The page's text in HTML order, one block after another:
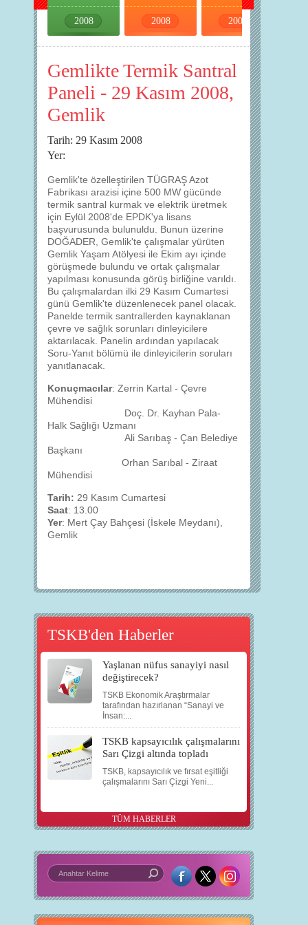
2008 2008 2009
Gemlikte Termik Santral
Paneli - 29 Kasım 2008,
Gemlik
Tarih: 29 Kasım 2008
Yer:
Gemlik'te özelleştirilen TÜGRAŞ Azot
Fabrikası arazisi içine 500 MW gücünde
termik santral kurmak ve elektrik üretmek
için Eylül 2008'de EPDK'ya lisans
başvurusunda bulunuldu. Bunun üzerine
DOĞADER, Gemlik'te çalışmalar yürüten
Gemlik Yaşam Atölyesi ile Ekim ayı içinde
görüşmede bulundu ve ortak çalışmalar
yapılması konusunda görüş birliğine varıldı.
Bu çalışmalardan ilki 29 Kasım Cumartesi
günü Gemlik'te düzenlenecek panel olacak.
Panelde termik santrallerden kaynaklanan
çevre ve sağlık sorunları dinleyicilere
aktarılacak. Panelin ardından yapılacak
Soru-Yanıt bölümü ile dinleyicilerin soruları
yanıtlanacak.
Konuçmacılar: Zerrin Kartal - Çevre
Mühendisi
Doç. Dr. Kayhan Pala-
Halk Sağlığı Uzmanı
Ali Sarıbaş - Çan Belediye
Başkanı
Orhan Sarıbal - Ziraat
Mühendisi
Tarih: 29 Kasım Cumartesi
Saat: 13.00
Yer: Mert Çay Bahçesi (İskele Meydanı),
Gemlik
TSKB'den Haberler
Yaşlanan nüfus sanayiyi nasıl
değiştirecek?
TSKB Ekonomik Araştırmalar
tarafından hazırlanan “Sanayi ve
İnsan:...
TSKB kapsayıcılık çalışmalarını
Sarı Çizgi altında topladı
TSKB, kapsayıcılık ve fırsat eşitliği
çalışmalarını Sarı Çizgi Yeni...
TÜM HABERLER